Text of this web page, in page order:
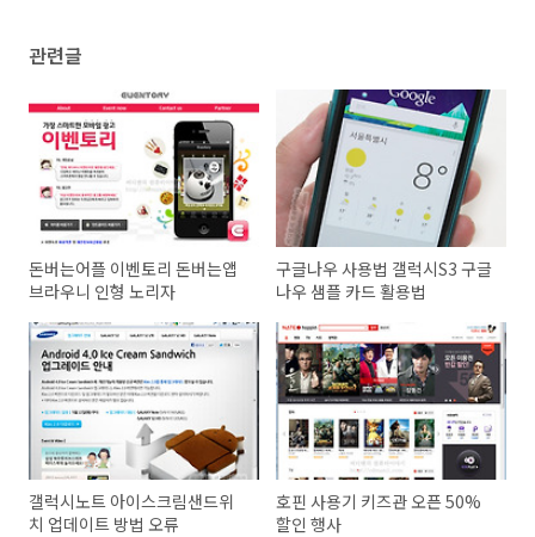
관련글
돈버는어플 이벤토리 돈버는앱
브라우니 인형 노리자
구글나우 사용법 갤럭시S3 구글
나우 샘플 카드 활용법
갤럭시노트 아이스크림샌드위
치 업데이트 방법 오류
호핀 사용기 키즈관 오픈 50%
할인 행사